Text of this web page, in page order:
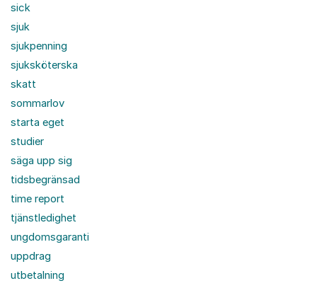
sick
sjuk
sjukpenning
sjuksköterska
skatt
sommarlov
starta eget
studier
säga upp sig
tidsbegränsad
time report
tjänstledighet
ungdomsgaranti
uppdrag
utbetalning